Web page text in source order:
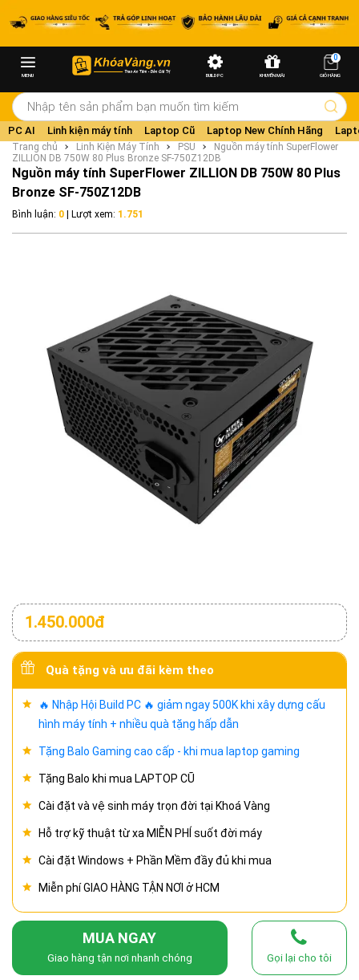
MENU BUILD PC KHUYẾN MÃI
0
GIỎ HÀNG
PC AI Linh kiện máy tính Laptop Cũ Laptop New Chính Hãng
Trang chủ Linh Kiện Máy Tính PSU
Nguồn máy tính SuperFlower
ZILLION DB 750W 80 Plus Bronze SF-750Z12DB
Nguồn máy tính SuperFlower ZILLION DB 750W 80 Plus
Bronze SF-750Z12DB
Bình luận: 0 | Lượt xem: 1.751
1.450.000đ
Quà tặng và ưu đãi kèm theo
🔥 Nhập Hội Build PC 🔥 giảm ngay 500K khi xây dựng cấu
hình máy tính + nhiều quà tặng hấp dẫn
Tặng Balo Gaming cao cấp - khi mua laptop gaming
Tặng Balo khi mua LAPTOP CŨ
Cài đặt và vệ sinh máy trọn đời tại Khoá Vàng
Hỗ trợ kỹ thuật từ xa MIỄN PHÍ suốt đời máy
Cài đặt Windows + Phần Mềm đầy đủ khi mua
Miễn phí GIAO HÀNG TẬN NƠI ở HCM
MUA NGAY
Giao hàng tận nơi nhanh chóng Gọi lại cho tôi